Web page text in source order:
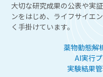
大切な研究成果の公表や実
ンをはじめ、ライフサイエ
く手掛けています。
薬物動態解
AI実行
実験結果